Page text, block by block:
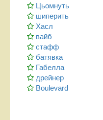
Цьомнуть
шиперить
Хасл
вайб
стафф
батявка
Габелла
дрейнер
Boulevard